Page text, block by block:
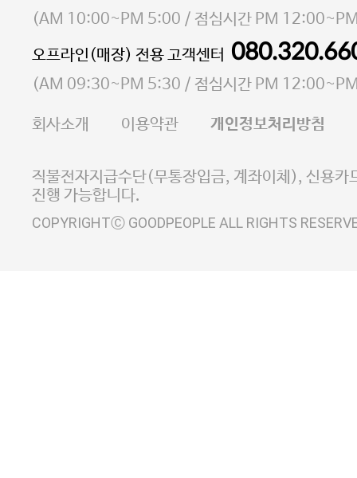
소재지 서울특별시 마포구 마포대로4다길 41 마포
통신판매업 신고번호 2023-서울마포-3931호
사업자등록번호 105-81-58242
E-MAIL goodpeople@gpin.co.kr
사업자정보확인
이니시스 에스크로 서비
(AM 10:00~PM 5:00 / 점심시간 PM
오프라인(매장) 전용 고객센터
(AM 09:30~PM 5:30 / 점심시간 PM
회사소개 이용약관 개인정보처리방침
직불전자지급수단(무통장입금, 계좌이체), 신용카
진행 가능합니다.
COPYRIGHTⒸ GOODPEOPLE ALL RIGHTS